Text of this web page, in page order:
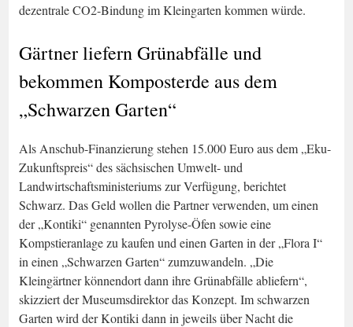
dezentrale CO2-Bindung im Kleingarten kommen würde.
Gärtner liefern Grünabfälle und
bekommen Komposterde aus dem
„Schwarzen Garten“
Als Anschub-Finanzierung stehen 15.000 Euro aus dem „Eku-
Zukunftspreis“ des sächsischen Umwelt- und
Landwirtschaftsministeriums zur Verfügung, berichtet
Schwarz. Das Geld wollen die Partner verwenden, um einen
der „Kontiki“ genannten Pyrolyse-Öfen sowie eine
Kompstieranlage zu kaufen und einen Garten in der „Flora I“
in einen „Schwarzen Garten“ zumzuwandeln. „Die
Kleingärtner könnendort dann ihre Grünabfälle abliefern“,
skizziert der Museumsdirektor das Konzept. Im schwarzen
Garten wird der Kontiki dann in jeweils über Nacht die